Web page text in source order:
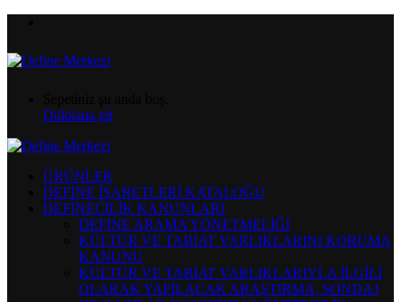
sepetinizi
Dükkana git
ÜRÜNLER
DEFİNE İŞARETLERİ KATALOĞU
DEFİNECİLİK KANUNLARI
DEFİNE ARAMA YÖNETMELİĞİ
KÜLTÜR VE TABİAT VARLIKLARINI KORUMA
KANUNU
KÜLTÜR VE TABİAT VARLIKLARIYLA İLGİLİ
OLARAK YAPILACAK ARAŞTIRMA, SONDAJ